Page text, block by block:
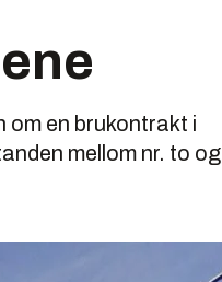
om en brukontrakt i
mellom nr. to og